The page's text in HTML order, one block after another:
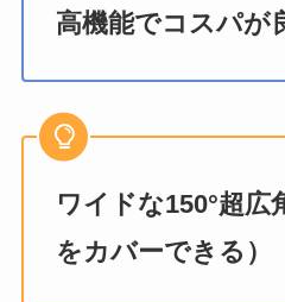
高機能でコスパが
ワイドな150°超広
をカバーできる）